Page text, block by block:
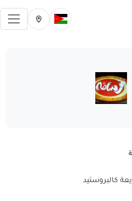
تغيير الدولة الحالية
تغيير المدينة
كالبروستيد